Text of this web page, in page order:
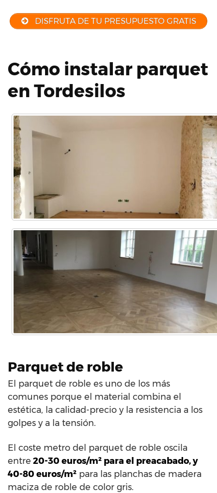
DISFRUTA DE TU PRESUPUESTO GRATIS
Cómo instalar parquet
en Tordesilos
Parquet de roble
El parquet de roble es uno de los más
comunes porque el material combina el
estética, la calidad-precio y la resistencia a los
golpes y a la tensión.
El coste metro del parquet de roble oscila
entre 20-30 euros/m² para el preacabado, y
40-80 euros/m² para las planchas de madera
maciza de roble de color gris.